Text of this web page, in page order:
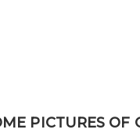
PICTURES OF